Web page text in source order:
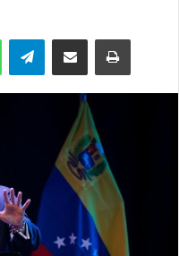
WhatsAppTelegramCompartir via Email Imprimi